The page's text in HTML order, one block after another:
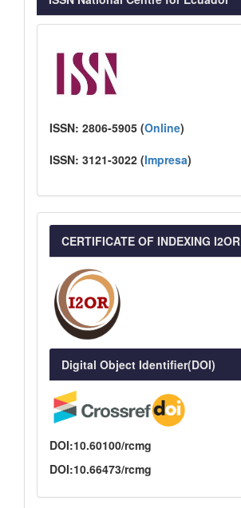
ISSN: 2806-5905 (Online)
ISSN: 3121-3022 (Impresa)
CERTIFICATE OF INDEXING I2OR
Digital Object Identifier(DOI)
DOI:10.60100/rcmg
DOI:10.66473/rcmg